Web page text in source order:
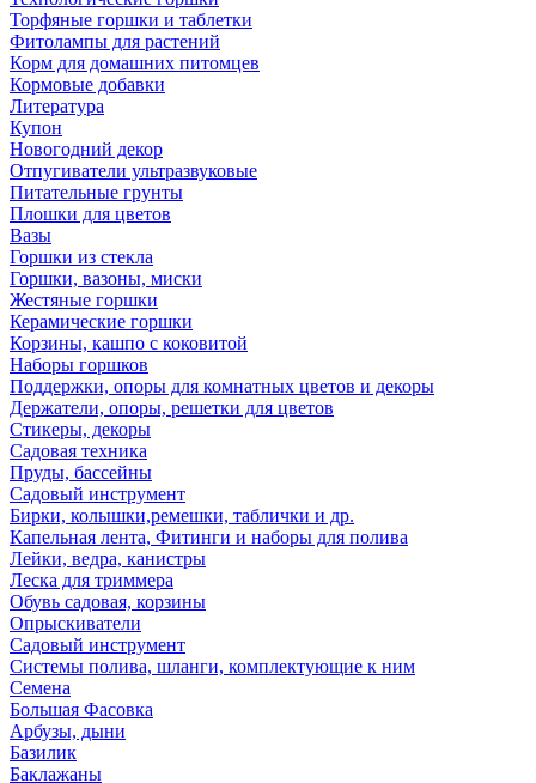
Торфяные горшки и таблетки
Фитолампы для растений
Корм для домашних питомцев
Кормовые добавки
Литература
Купон
Новогодний декор
Отпугиватели ультразвуковые
Питательные грунты
Плошки для цветов
Вазы
Горшки из стекла
Горшки, вазоны, миски
Жестяные горшки
Керамические горшки
Корзины, кашпо с коковитой
Наборы горшков
Поддержки, опоры для комнатных цветов и декоры
Держатели, опоры, решетки для цветов
Стикеры, декоры
Садовая техника
Пруды, бассейны
Садовый инструмент
Бирки, колышки,ремешки, таблички и др.
Капельная лента, Фитинги и наборы для полива
Лейки, ведра, канистры
Леска для триммера
Обувь садовая, корзины
Опрыскиватели
Садовый инструмент
Системы полива, шланги, комплектующие к ним
Семена
Большая Фасовка
Арбузы, дыни
Базилик
Баклажаны